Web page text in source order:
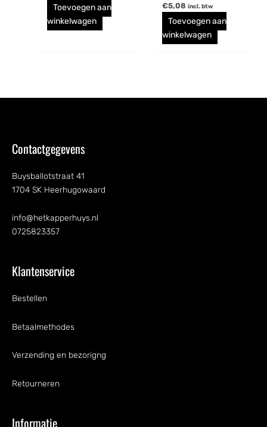
Toevoegen aan
winkelwagen
€5,08 incl. btw
Toevoegen aan
winkelwagen
Contactgegevens
Buysballotstraat 41
1704 SK Heerhugowaard
info@hetkapperhuys.nl
0725823357
Klantenservice
Bestellen
Betaalmethodes
Verzending en bezorigng
Retourneren
Informatie